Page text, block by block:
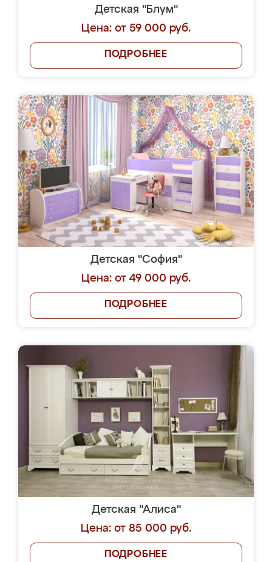
Детская "Блум"
Цена: от 59 000 руб.
ПОДРОБНЕЕ
Детская "София"
Цена: от 49 000 руб.
ПОДРОБНЕЕ
Детская "Алиса"
Цена: от 85 000 руб.
ПОДРОБНЕЕ